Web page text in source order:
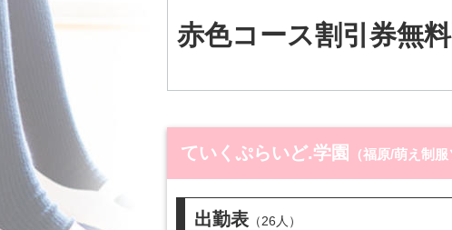
赤色コース割引券無
ていくぷらいど.学園 （福原/萌え制
出勤表 （26人）